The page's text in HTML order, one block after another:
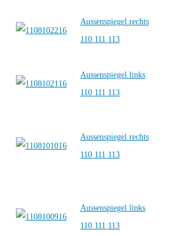
Aussenspiegel rechts
110 111 113
Aussenspiegel links
110 111 113
Aussenspiegel rechts
110 111 113
Aussenspiegel links
110 111 113